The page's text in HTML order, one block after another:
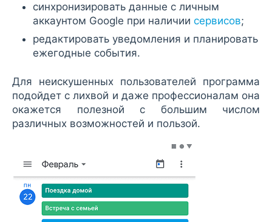
синхронизировать данные с личным
аккаунтом Google при наличии сервисов;
редактировать уведомления и планировать
ежегодные события.
Для неискушенных пользователей программа
подойдет с лихвой и даже профессионалам она
окажется полезной с большим числом
различных возможностей и пользой.